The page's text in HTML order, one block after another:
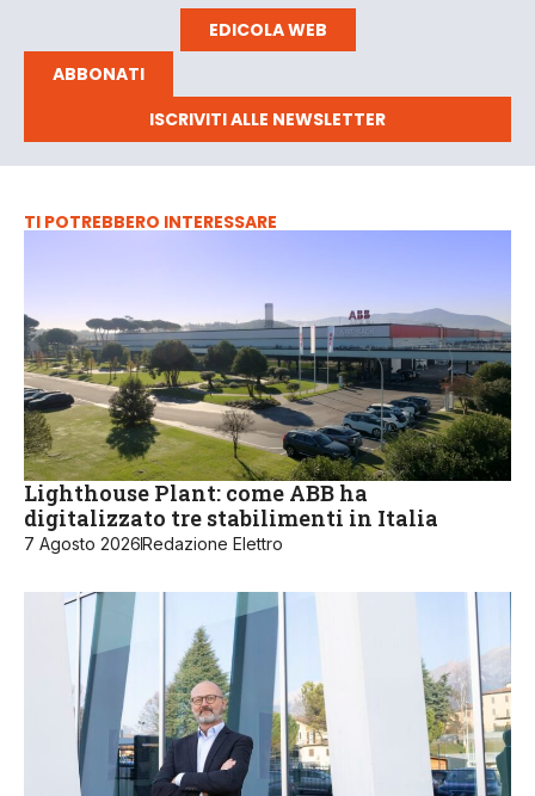
EDICOLA WEB
ABBONATI
ISCRIVITI ALLE NEWSLETTER
TI POTREBBERO INTERESSARE
Lighthouse Plant: come ABB ha
digitalizzato tre stabilimenti in Italia
7 Agosto 2026Redazione Elettro